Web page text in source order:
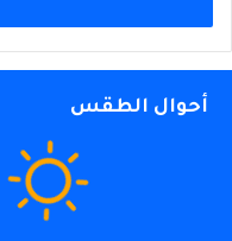
أحوال الطقس